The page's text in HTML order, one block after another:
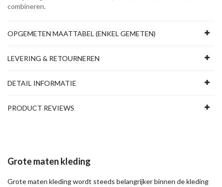
combineren.
OPGEMETEN MAATTABEL (ENKEL GEMETEN)
LEVERING & RETOURNEREN
DETAIL INFORMATIE
PRODUCT REVIEWS
Grote maten kleding
Grote maten kleding wordt steeds belangrijker binnen de kleding